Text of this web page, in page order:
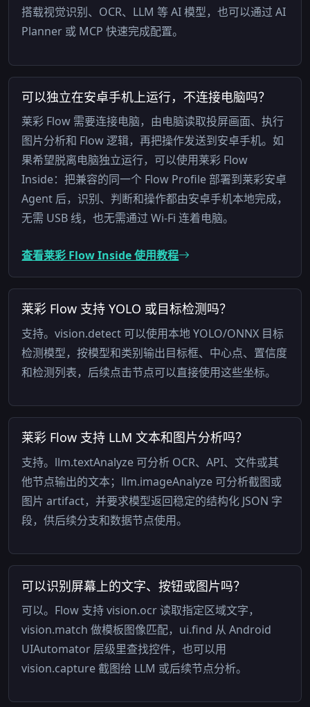
搭载视觉识别、OCR、LLM 等 AI 模型，也可以通过 AI
Planner 或 MCP 快速完成配置。
可以独立在安卓手机上运行，不连接电脑吗？
莱彩 Flow 需要连接电脑，由电脑读取投屏画面、执行
图片分析和 Flow 逻辑，再把操作发送到安卓手机。如
果希望脱离电脑独立运行，可以使用莱彩 Flow
Inside：把兼容的同一个 Flow Profile 部署到莱彩安卓
Agent 后，识别、判断和操作都由安卓手机本地完成，
无需 USB 线，也无需通过 Wi-Fi 连着电脑。
查看莱彩 Flow Inside 使用教程
莱彩 Flow 支持 YOLO 或目标检测吗？
支持。vision.detect 可以使用本地 YOLO/ONNX 目标
检测模型，按模型和类别输出目标框、中心点、置信度
和检测列表，后续点击节点可以直接使用这些坐标。
莱彩 Flow 支持 LLM 文本和图片分析吗？
支持。llm.textAnalyze 可分析 OCR、API、文件或其
他节点输出的文本；llm.imageAnalyze 可分析截图或
图片 artifact，并要求模型返回稳定的结构化 JSON 字
段，供后续分支和数据节点使用。
可以识别屏幕上的文字、按钮或图片吗？
可以。Flow 支持 vision.ocr 读取指定区域文字，
vision.match 做模板图像匹配，ui.find 从 Android
UIAutomator 层级里查找控件，也可以用
vision.capture 截图给 LLM 或后续节点分析。